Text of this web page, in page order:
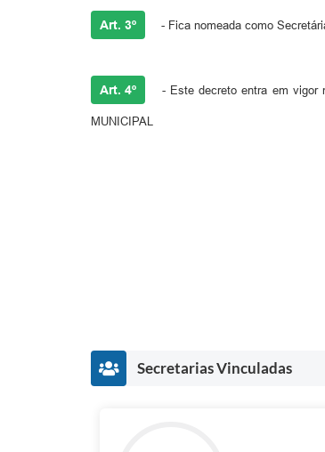
Art. 3º - Fica nomeada como
Art. 4º - Este decreto entra em vigor
MUNICIPAL
Secretarias Vinculadas